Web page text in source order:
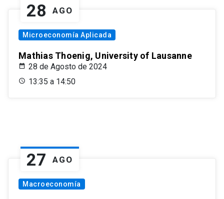
28 AGO
Microeconomía Aplicada
Mathias Thoenig, University of Lausanne
28 de Agosto de 2024
13:35 a 14:50
27 AGO
Macroeconomía